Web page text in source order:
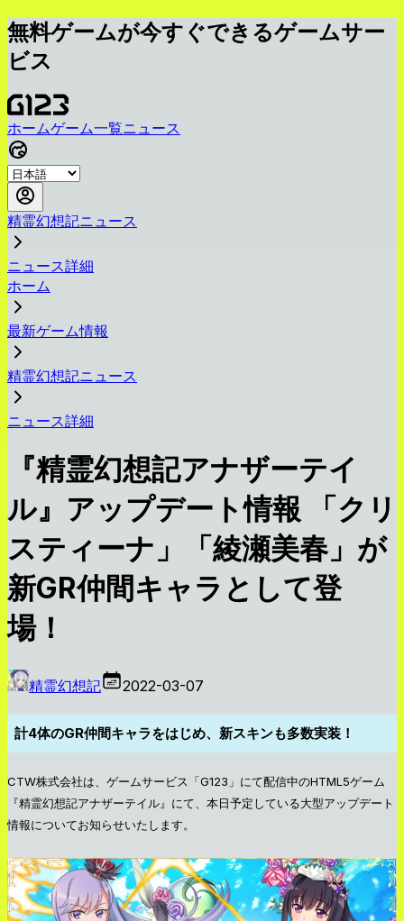
無料ゲームが今すぐできるゲームサー
ビス
ホームゲーム一覧ニュース
精霊幻想記ニュース
ニュース詳細
ホーム
最新ゲーム情報
精霊幻想記ニュース
ニュース詳細
『精霊幻想記アナザーテイ
ル』アップデート情報 「クリ
スティーナ」「綾瀬美春」が
新GR仲間キャラとして登
場！
精霊幻想記 2022-03-07
計4体のGR仲間キャラをはじめ、新スキンも多数実装！
CTW株式会社は、ゲームサービス「G123」にて配信中のHTML5ゲーム
『精霊幻想記アナザーテイル』にて、本日予定している大型アップデート
情報についてお知らせいたします。